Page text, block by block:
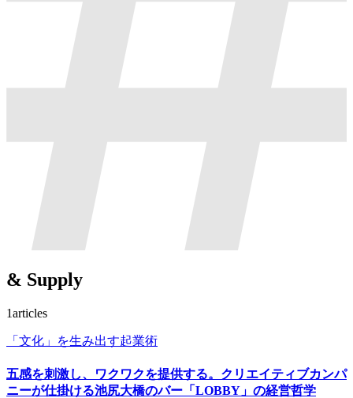
& Supply
1articles
「文化」を生み出す起業術
五感を刺激し、ワクワクを提供する。クリエイティブカンパ
ニーが仕掛ける池尻大橋のバー「LOBBY」の経営哲学